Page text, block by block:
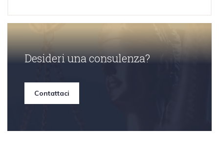
Desideri una consulenza?
Contattaci